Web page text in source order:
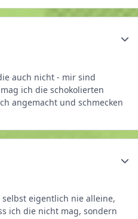
auch nicht - mir sind
ich die schokolierten
angemacht und schmecken
eigentlich nie alleine,
ich die nicht mag, sondern